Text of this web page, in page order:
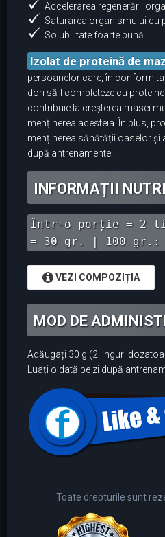
Accelerarea regenerării
Saturarea organismului cu
Solubilitate foarte bună.
Izolat de proteină de
persoanelor care, în
dori să-l completeze cu
contribuie la creșterea masei
menținerea acesteia. În plus,
menținerea sănătății oaselor și
după antrenamente.
INFORMAȚII
Într-o porție = 2
= 30 gr. | 100 gr.:
VEZI COMPOZIȚIA
MOD DE
Adăugați 30 g (2 linguri
Luați o dată pe zi după
Toate drepturile sunt